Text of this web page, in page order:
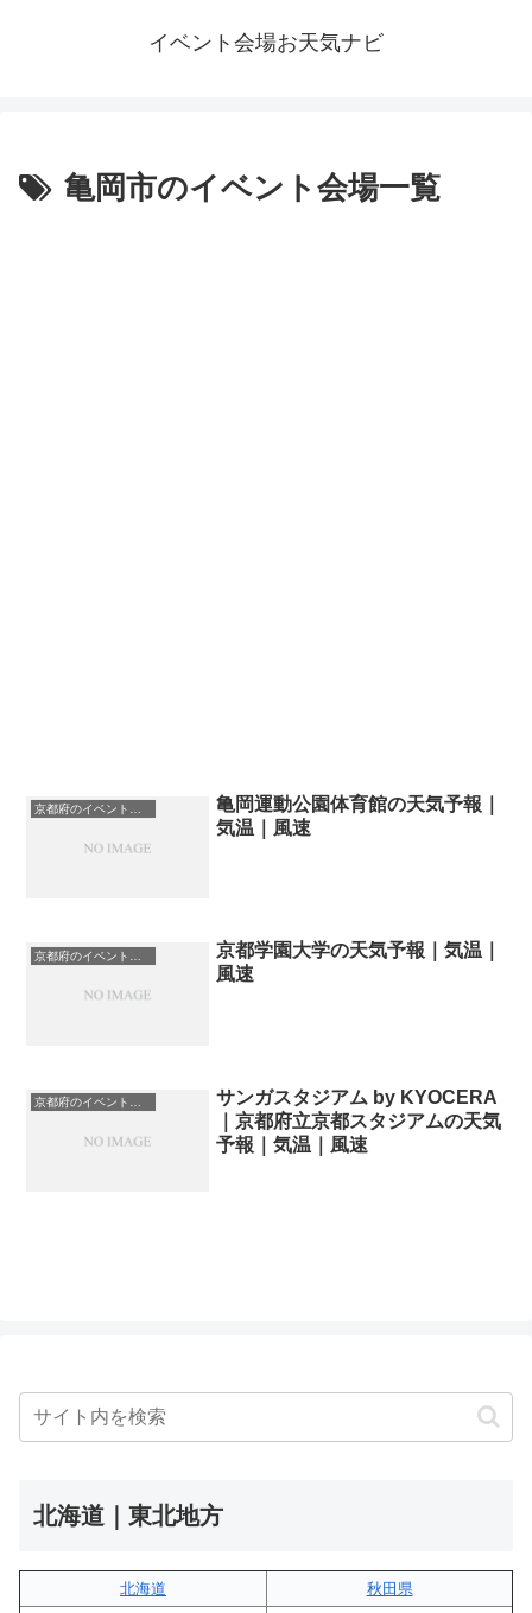
イベント会場お天気ナビ
亀岡市のイベント会場一覧
亀岡運動公園体育館の天気予報｜
気温｜風速
京都学園大学の天気予報｜気温｜
風速
京都府のイベント会場一覧
サンガスタジアム by KYOCERA
｜京都府立京都スタジアムの天気
予報｜気温｜風速
北海道｜東北地方
北海道
秋田県